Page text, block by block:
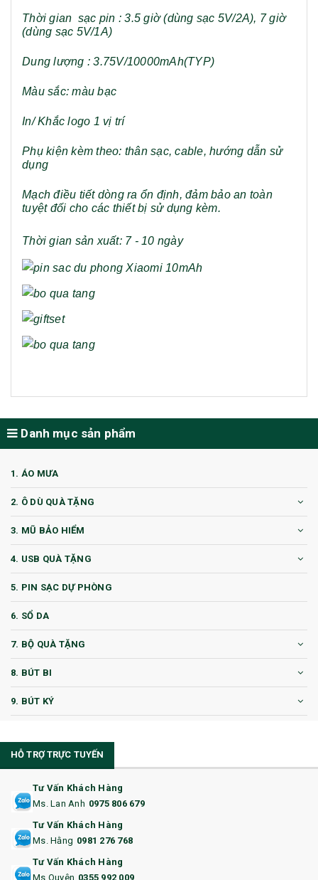
Thời gian sạc pin : 3.5 giờ (dùng sạc 5V/2A), 7 giờ
(dùng sạc 5V/1A)
Dung lượng : 3.75V/10000mAh(TYP)
Màu sắc: màu bạc
In/ Khắc logo 1 vị trí
Phụ kiện kèm theo: thân sạc, cable, hướng dẫn sử
dụng
Mạch điều tiết dòng ra ổn định, đảm bảo an toàn
tuyệt đối cho các thiết bị sử dụng kèm.
Thời gian sản xuất: 7 - 10 ngày
Danh mục sản phẩm
1. ÁO MƯA
2. Ô DÙ QUÀ TẶNG
3. MŨ BẢO HIỂM
4. USB QUÀ TẶNG
5. PIN SẠC DỰ PHÒNG
6. SỔ DA
7. BỘ QUÀ TẶNG
8. BÚT BI
9. BÚT KÝ
11. CỐC/BÌNH GIỮ NHIỆT
12. BÌNH NƯỚC
14. HỘP/VÍ ĐỰNG NAMECARD
15. BỘ BẤM MÓNG
HỖ TRỢ TRỰC TUYẾN
Tư Vấn Khách Hàng
Ms. Lan Anh 0975 806 679
Tư Vấn Khách Hàng
Ms. Hằng 0981 276 768
Tư Vấn Khách Hàng
Ms Quyên 0355 992 009